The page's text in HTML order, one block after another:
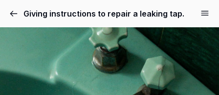
Giving instructions to repair a leaking tap.